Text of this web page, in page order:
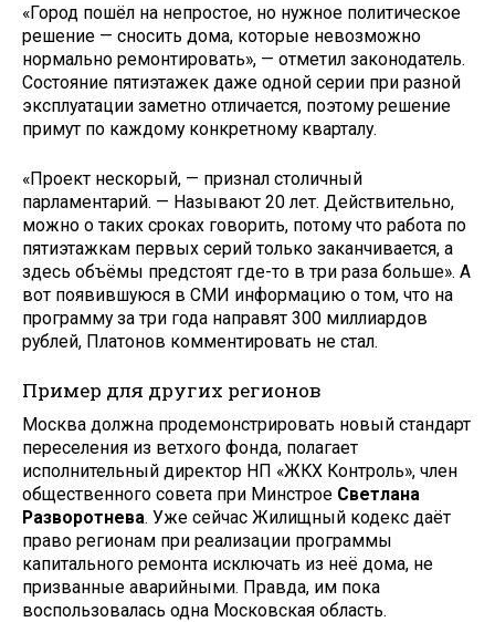
«Город пошёл на непростое, но нужное политическое
решение — сносить дома, которые невозможно
нормально ремонтировать», — отметил законодатель.
Состояние пятиэтажек даже одной серии при разной
эксплуатации заметно отличается, поэтому решение
примут по каждому конкретному кварталу.
«Проект нескорый, — признал столичный
парламентарий. — Называют 20 лет. Действительно,
можно о таких сроках говорить, потому что работа по
пятиэтажкам первых серий только заканчивается, а
здесь объёмы предстоят где-то в три раза больше». А
вот появившуюся в СМИ информацию о том, что на
программу за три года направят 300 миллиардов
рублей, Платонов комментировать не стал.
Пример для других регионов
Москва должна продемонстрировать новый стандарт
переселения из ветхого фонда, полагает
исполнительный директор НП «ЖКХ Контроль», член
общественного совета при Минстрое Светлана
Разворотнева. Уже сейчас Жилищный кодекс даёт
право регионам при реализации программы
капитального ремонта исключать из неё дома, не
призванные аварийными. Правда, им пока
воспользовалась одна Московская область.